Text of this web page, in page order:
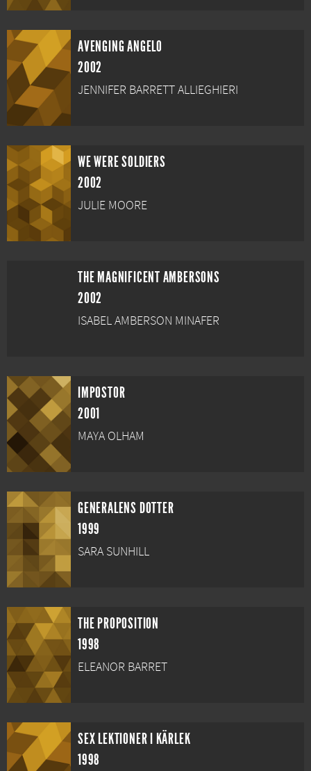
AVENGING ANGELO
2002
JENNIFER BARRETT ALLIEGHIERI
WE WERE SOLDIERS
2002
JULIE MOORE
THE MAGNIFICENT AMBERSONS
2002
ISABEL AMBERSON MINAFER
IMPOSTOR
2001
MAYA OLHAM
GENERALENS DOTTER
1999
SARA SUNHILL
THE PROPOSITION
1998
ELEANOR BARRET
SEX LEKTIONER I KÄRLEK
1998